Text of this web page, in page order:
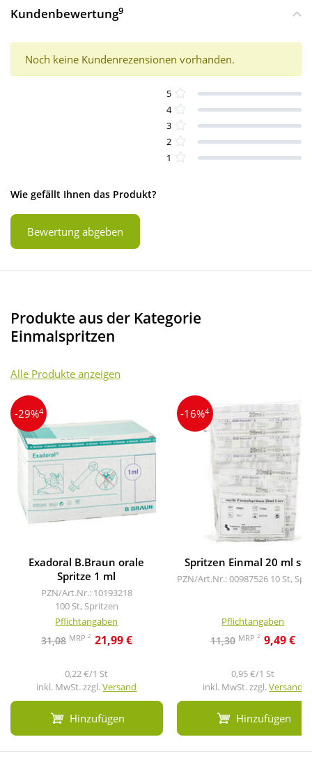
Kundenbewertung9
Noch keine Kundenrezensionen vorhanden.
5
4
3
2
1
Wie gefällt Ihnen das Produkt?
Bewertung abgeben
Produkte aus der Kategorie
Einmalspritzen
Alle Produkte anzeigen
-29%4
Exadoral B.Braun orale
Spritze 1 ml
PZN/Art.Nr.: 10193218
100 St, Spritzen
Pflichtangaben
31,08 MRP 2 21,99 €
0,22 €/1 St
inkl. MwSt. zzgl.Versand
Hinzufügen
-16%4
Spritzen Einmal 20 ml
PZN/Art.Nr.: 00987526 10 St,
Pflichtangaben
11,30 MRP2 9,49 €
0,95 €/1 St
inkl. MwSt. zzgl.Versand
Hinzufügen